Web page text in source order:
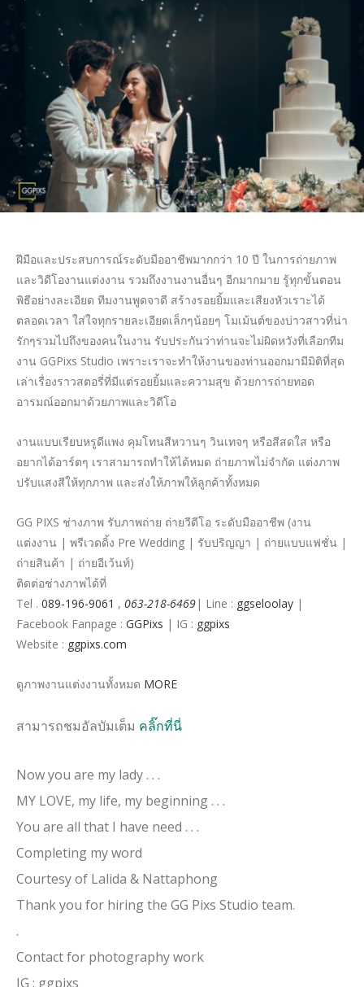
ฝีมือและประสบการณ์ระดับมืออาชีพมากกว่า 10 ปี ในการถ่ายภาพ
และวิดีโองานแต่งงาน รวมถึงงานงานอื่นๆ อีกมากมาย รู้ทุกขั้นตอน
พิธีอย่างละเอียด ทีมงานพูดจาดี สร้างรอยยิ้มและเสียงหัวเราะได้
ตลอดเวลา ใส่ใจทุกรายละเอียดเล็กๆน้อยๆ โมเม้นต์ของบ่าวสาวที่น่า
รักๆรวมไปถึงของคนในงาน รับประกันว่าท่านจะไม่ผิดหวังที่เลือกทีม
งาน GGPixs Studio เพราะเราจะทำให้งานของท่านออกมามีมิติที่สุด
เล่าเรื่องราวสตอรี่ที่มีแต่รอยยิ้มและความสุข ด้วยการถ่ายทอด
อารมณ์ออกมาด้วยภาพและวิดีโอ
งานแบบเรียบหรูดีแพง คุมโทนสีหวานๆ วินเทจๆ หรือสีสดใส หรือ
อยากได้อาร์ตๆ เราสามารถทำให้ได้หมด ถ่ายภาพไม่จำกัด แต่งภาพ
ปรับแสงสีให้ทุกภาพ และส่งให้ภาพให้ลูกค้าทั้งหมด
GG PIXS ช่างภาพ รับภาพถ่าย ถ่ายวีดีโอ ระดับมืออาชีพ (งาน
แต่งงาน | พรีเวดดิ้ง Pre Wedding | รับปริญญา | ถ่ายแบบแฟชั่น |
ถ่ายสินค้า | ถ่ายอีเว้นท์)
ติดต่อช่างภาพได้ที่
Tel . 089-196-9061 , 063-218-6469| Line : ggseloolay |
Facebook Fanpage : GGPixs | IG : ggpixs
Website : ggpixs.com
ดูภาพงานแต่งงานทั้งหมด MORE
สามารถชมอัลบัมเต็ม คลิ๊กที่นี่
Now you are my lady . . .
MY LOVE, my life, my beginning . . .
You are all that I have need . . .
Completing my word
Courtesy of Lalida & Nattaphong
Thank you for hiring the GG Pixs Studio team.
.
Contact for photography work
IG : ggpixs